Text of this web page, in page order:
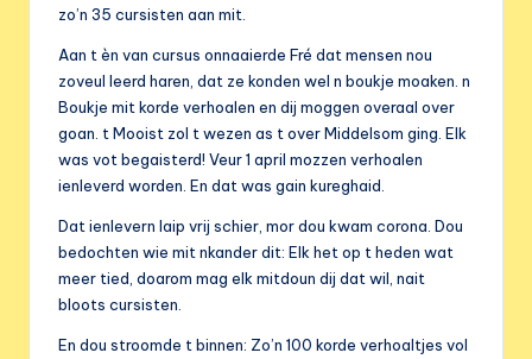
zo’n 35 cursisten aan mit.
Aan t èn van cursus onnaaierde Fré dat mensen nou
zoveul leerd haren, dat ze konden wel n boukje moaken. n
Boukje mit korde verhoalen en dij moggen overaal over
goan. t Mooist zol t wezen as t over Middelsom ging. Elk
was vot begaisterd! Veur 1 april mozzen verhoalen
ienleverd worden. En dat was gain kureghaid.
Dat ienlevern laip vrij schier, mor dou kwam corona. Dou
bedochten wie mit nkander dit: Elk het op t heden wat
meer tied, doarom mag elk mitdoun dij dat wil, nait
bloots cursisten.
En dou stroomde t binnen: Zo’n 100 korde verhoaltjes vol